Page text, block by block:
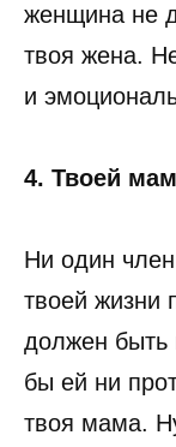
женщина не
твоя жена.
и
4. Твоей
Ни один
твоей
должен быть
бы ей ни
твоя мама.